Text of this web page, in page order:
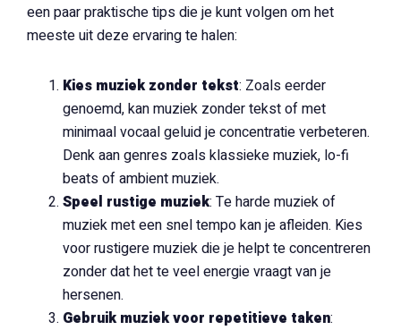
een paar praktische tips die je kunt volgen om het
meeste uit deze ervaring te halen:
Kies muziek zonder tekst: Zoals eerder
genoemd, kan muziek zonder tekst of met
minimaal vocaal geluid je concentratie verbeteren.
Denk aan genres zoals klassieke muziek, lo-fi
beats of ambient muziek.
Speel rustige muziek: Te harde muziek of
muziek met een snel tempo kan je afleiden. Kies
voor rustigere muziek die je helpt te concentreren
zonder dat het te veel energie vraagt van je
hersenen.
Gebruik muziek voor repetitieve taken: